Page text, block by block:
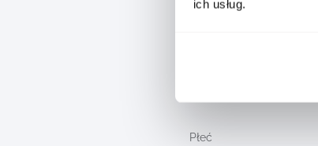
ich usług.
karaty łącznie
Płeć